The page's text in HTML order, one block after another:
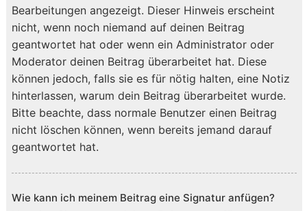
Bearbeitungen angezeigt. Dieser Hinweis erscheint
nicht, wenn noch niemand auf deinen Beitrag
geantwortet hat oder wenn ein Administrator oder
Moderator deinen Beitrag überarbeitet hat. Diese
können jedoch, falls sie es für nötig halten, eine Notiz
hinterlassen, warum dein Beitrag überarbeitet wurde.
Bitte beachte, dass normale Benutzer einen Beitrag
nicht löschen können, wenn bereits jemand darauf
geantwortet hat.
Wie kann ich meinem Beitrag eine Signatur anfügen?